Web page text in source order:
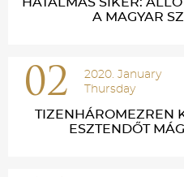
A MAGYAR
02
2020. January
Thursday
TIZENHÁROMEZREN
ESZTENDŐT